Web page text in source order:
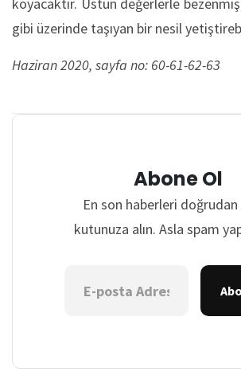
gibi üzerinde taşıyan bir nesil
Haziran 2020, sayfa no: 60-61-62-63
Abone Ol
En son haberleri
kutunuza alın. Asla spam